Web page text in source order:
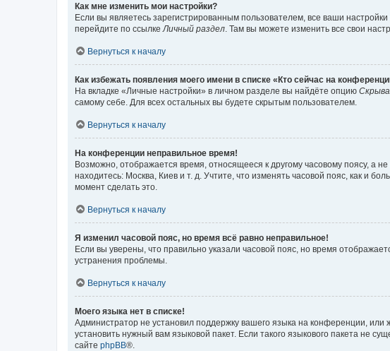
Как мне изменить мои настройки?
Если вы являетесь зарегистрированным пользователем, все ваши
перейдите по ссылке Личный раздел . Там вы можете изменить все свои
Вернуться к началу
Как избежать появления моего имени в списке «Кто сейчас на
На вкладке «Личные настройки» в личном разделе вы найдёте опцию
самому себе. Для всех остальных вы будете скрытым пользователем.
Вернуться к началу
На конференции неправильное время!
Возможно, отображается время, относящееся к другому часовому поясу, а
находитесь: Москва, Киев и т. д. Учтите, что изменять часовой пояс, как и
момент сделать это.
Вернуться к началу
Я изменил часовой пояс, но время всё равно неправильное!
Если вы уверены, что правильно указали часовой пояс, но время
устранения проблемы.
Вернуться к началу
Моего языка нет в списке!
Администратор не установил поддержку вашего языка на конференции,
установить нужный вам языковой пакет. Если такого языкового пакета не
сайте phpBB®.